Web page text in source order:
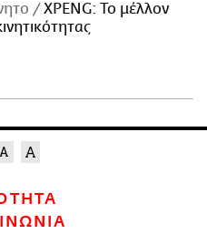
XPENG: Το μέλλον